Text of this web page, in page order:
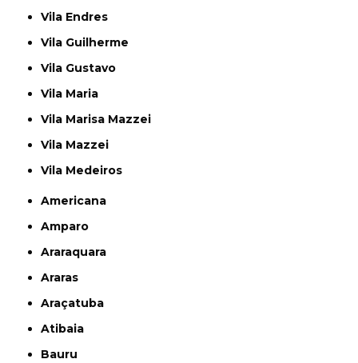
Vila Endres
Vila Guilherme
Vila Gustavo
Vila Maria
Vila Marisa Mazzei
Vila Mazzei
Vila Medeiros
Americana
Amparo
Araraquara
Araras
Araçatuba
Atibaia
Bauru